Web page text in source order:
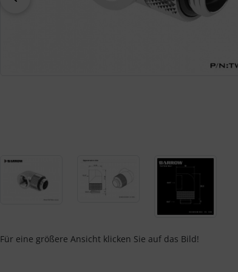
Für eine größere Ansicht klicken Sie auf das Bild!